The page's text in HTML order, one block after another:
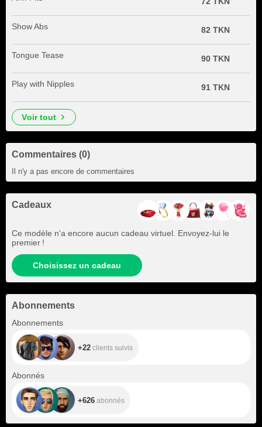
Show Abs 82 TKN
Tongue Tease 90 TKN
Play with Nipples 91 TKN
voir tout
Commentaires (0)
Il n'y a pas encore de commentaires
Cadeaux
Ce modèle n'a encore aucun cadeau virtuel. Envoyez-lui le
premier !
Choisissez un cadeau
Abonnements
Abonnements
+22 clients suivis
Abonnés
+626 abonnés